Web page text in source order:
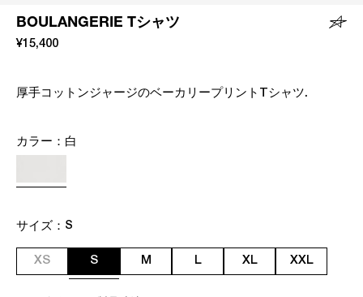
BOULANGERIE Tシャツ
¥15,400
厚手コットンジャージのベーカリープリントTシャツ.
カラー： 白
サイズ： S
XS S M L XL XXL